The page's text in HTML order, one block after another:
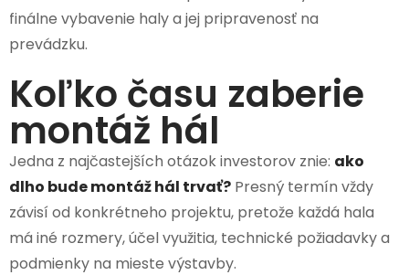
finálne vybavenie haly a jej pripravenosť na
prevádzku.
Koľko času zaberie
montáž hál
Jedna z najčastejších otázok investorov znie: ako
dlho bude montáž hál trvať? Presný termín vždy
závisí od konkrétneho projektu, pretože každá hala
má iné rozmery, účel využitia, technické požiadavky a
podmienky na mieste výstavby.